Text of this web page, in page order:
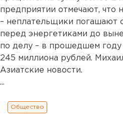
предприятии отмечают, что
– неплательщики погашают
перед энергетиками до
по делу – в прошедшем году
245 миллиона рублей.
Азиатские новости.
...
Общество